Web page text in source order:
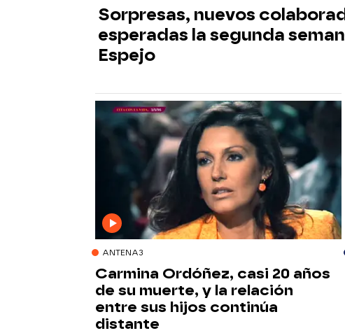
Sorpresas, nuevos
esperadas la segunda
Espejo
ANTENA3
Carmina Ordóñez, casi 20 años
de su muerte, y la relación
entre sus hijos continúa
distante